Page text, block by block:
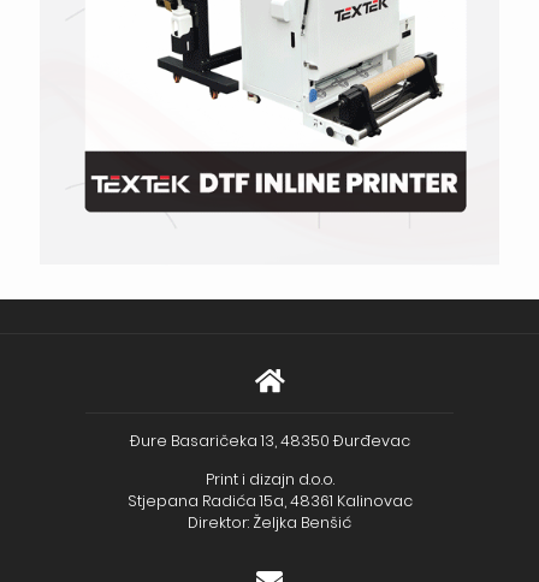
Đure Basaričeka 13, 48350 Đurđevac
Print i dizajn d.o.o.
Stjepana Radića 15a, 48361 Kalinovac
Direktor: Željka Benšić